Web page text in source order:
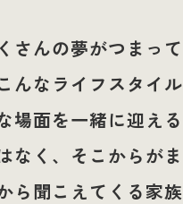
さんの夢がつまっ
んなライフスタイ
場面を一緒に迎え
なく、そこからが
ら聞こえてくる家